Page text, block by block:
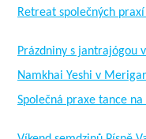
Retreat společných
Prázdniny s jantrajógou
Namkhai Yeshi v
Společná praxe tance